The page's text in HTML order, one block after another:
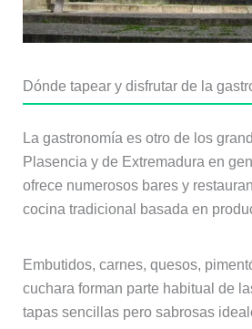
Dónde tapear y disfrutar de la
La gastronomía es otro de los
Plasencia y de Extremadura en
ofrece numerosos bares y
cocina tradicional basada en
Embutidos, carnes, quesos,
cuchara forman parte habitual de
tapas sencillas pero sabrosas